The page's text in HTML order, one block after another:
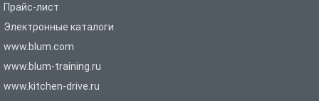
Прайс-лист
Электронные каталоги
www.blum.com
www.blum-training.ru
www.kitchen-drive.ru